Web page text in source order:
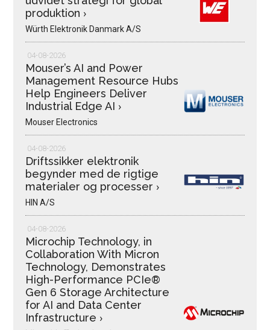
produktion ›
Würth Elektronik Danmark A/S
04-08-2026
Mouser’s AI and Power
Management Resource Hubs
Help Engineers Deliver
Industrial Edge AI ›
Mouser Electronics
04-08-2026
Driftssikker elektronik
begynder med de rigtige
materialer og processer ›
HIN A/S
04-08-2026
Microchip Technology, in
Collaboration With Micron
Technology, Demonstrates
High-Performance PCIe®
Gen 6 Storage Architecture
for AI and Data Center
Infrastructure ›